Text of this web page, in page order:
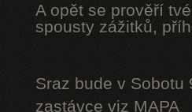
A opět se prověří
spousty zážitků,
Sraz bude v Sobotu
zastávce viz MAPA